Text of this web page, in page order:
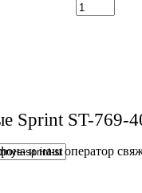
Sprint ST-769-
и наш оператор